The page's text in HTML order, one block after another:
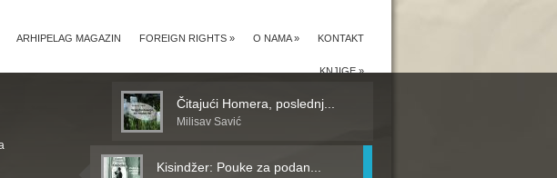
KONTAKT
O NAMA»
FOREIGN RIGHTS »
ARHIPELAG MAGAZIN
KNJIGE»
Čitajući Homera, poslednj...
Milisav Savić
Kisindžer: Pouke za podan...